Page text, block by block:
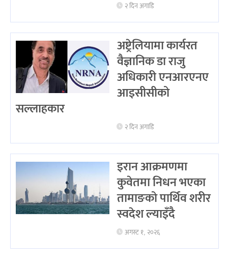
२ दिन अगाडि
अष्ट्रेलियामा कार्यरत
वैज्ञानिक डा राजु
अधिकारी एनआरएनए
आइसीसीको
सल्लाहकार
२ दिन अगाडि
इरान आक्रमणमा
कुवेतमा निधन भएका
तामाङको पार्थिव शरीर
स्वदेश ल्याइँदै
अगस्ट १, २०२६